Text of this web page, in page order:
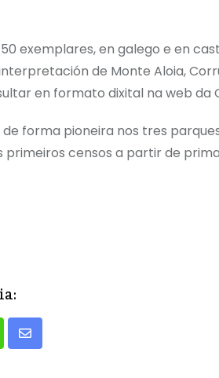
exemplares, en galego e en
de Monte Aloia,
en formato dixital na web da
forma pioneira nos tres
primeiros censos a partir de
Share